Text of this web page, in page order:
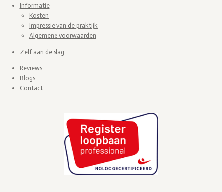
Informatie
Kosten
Impressie van de praktijk
Algemene voorwaarden
Zelf aan de slag
Reviews
Blogs
Contact